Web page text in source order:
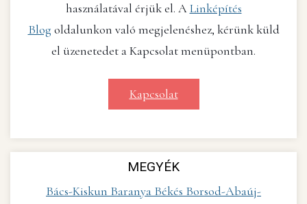
használatával érjük el. ALinképítés
Blog oldalunkon való megjelenéshez, kérünk küld
el üzenetedet a Kapcsolat menüpontban.
Kapcsolat
MEGYÉK
Bács-Kiskun Baranya Békés Borsod-Abaúj-